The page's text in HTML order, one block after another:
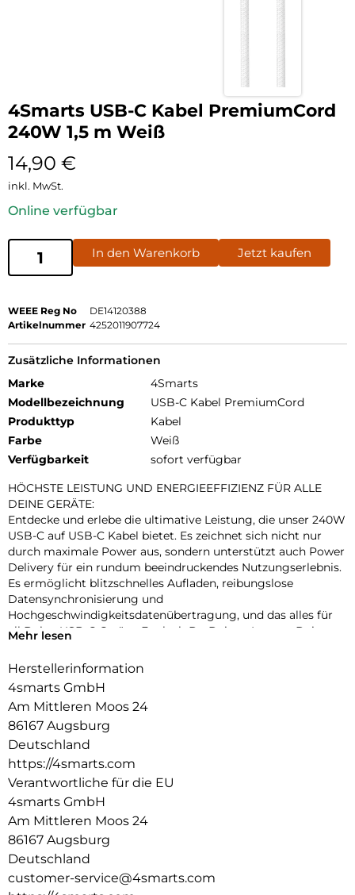
4Smarts USB-C Kabel PremiumCord
240W 1,5 m Weiß
14,90 €
inkl. MwSt.
Online verfügbar
In den Warenkorb Jetzt kaufen
WEEE Reg No
DE14120388
Artikelnummer 4252011907724
Zusätzliche Informationen
Marke
4Smarts
Modellbezeichnung
USB-C Kabel PremiumCord
Produkttyp
Kabel
Farbe
Weiß
Verfügbarkeit
sofort verfügbar
HÖCHSTE LEISTUNG UND ENERGIEEFFIZIENZ FÜR ALLE
DEINE GERÄTE:
Entdecke und erlebe die ultimative Leistung, die unser 240W
USB-C auf USB-C Kabel bietet. Es zeichnet sich nicht nur
durch maximale Power aus, sondern unterstützt auch Power
Delivery für ein rundum beeindruckendes Nutzungserlebnis.
Es ermöglicht blitzschnelles Aufladen, reibungslose
Datensynchronisierung und
Hochgeschwindigkeitsdatenübertragung, und das alles für
all Deine USB-C Geräte. Egal, ob Du Deinen Laptop, Dein
Kabel liefert die optimale Power und Leistung und selbst
Kabel ist mit seinen USB 3.1 Steckern die zukunftssichere
Lösung für Deine Anforderungen. Es zeichnet sich nicht nur
durch seine beeindruckende Leistung aus, sondern setzt
auch auf fortschrittliche Energieeffizienz dank des
innovativen E-Mark-Chips. Dieser hochmoderne Chip
minimiert Energieverluste und stellt sicher, dass die volle
Leistung effizient und umweltfreundlich an Dein Gerät
geliefert wird. Dies bedeutet nicht nur schnellere Ladezeiten,
sondern auch einen bewussteren Umgang mit Energie und
einen geringeren CO2-Fußabdruck. Unser Kabel ermöglicht
es Dir, Zeit und Ressourcen zu sparen, während Du
Mehr lesen
Herstellerinformation
4smarts GmbH
Am Mittleren Moos 24
86167 Augsburg
Deutschland
https://4smarts.com
Verantwortliche für die EU
4smarts GmbH
Am Mittleren Moos 24
86167 Augsburg
Deutschland
customer-service@4smarts.com